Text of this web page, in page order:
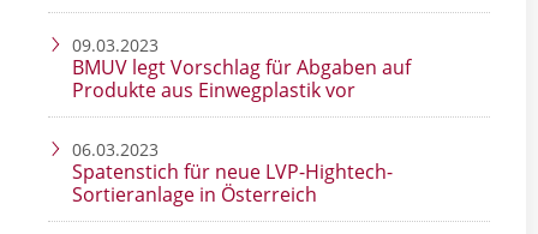
09.03.2023
BMUV legt Vorschlag für Abgaben auf
Produkte aus Einwegplastik vor
06.03.2023
Spatenstich für neue LVP-Hightech-
Sortieranlage in Österreich